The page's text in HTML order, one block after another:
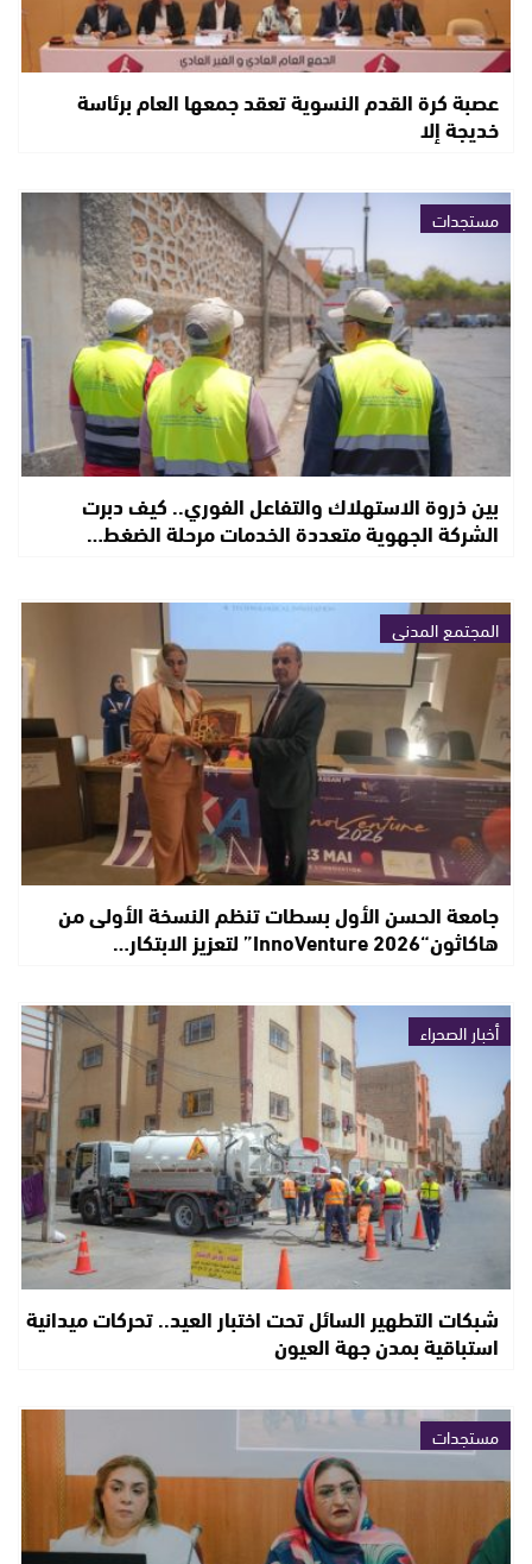
عصبة كرة القدم النسوية تعقد جمعها العام برئاسة
خديجة إلا
مستجدات
بين ذروة الاستهلاك والتفاعل الفوري.. كيف دبرت
الشركة الجهوية متعددة الخدمات مرحلة الضغط…
المجتمع المدني
جامعة الحسن الأول بسطات تنظم النسخة الأولى من
هاكاثون“InnoVenture 2026” لتعزيز الابتكار…
أخبار الصحراء
شبكات التطهير السائل تحت اختبار العيد.. تحركات ميدانية
استباقية بمدن جهة العيون
مستجدات